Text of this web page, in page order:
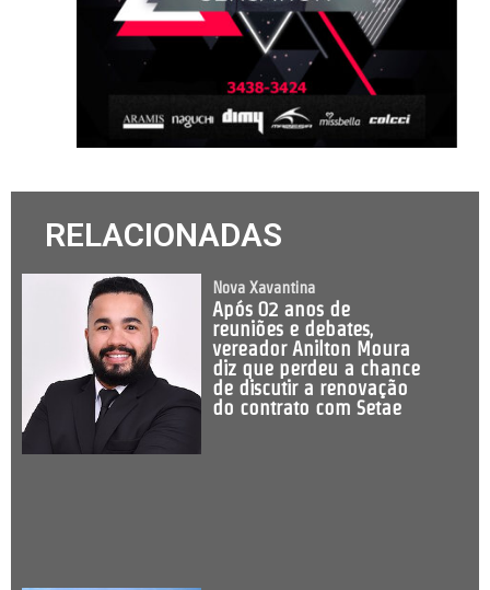
RELACIONADAS
Nova Xavantina
Após 02 anos de
reuniões e debates,
vereador Anilton Moura
diz que perdeu a chance
de discutir a renovação
do contrato com Setae